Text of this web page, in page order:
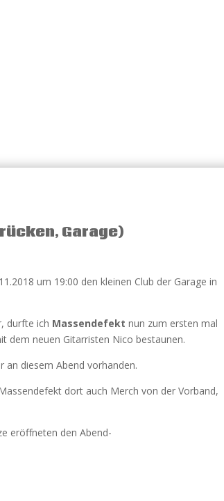
Garage)
um 19:00 den kleinen Club der Garage in
durfte ich Massendefekt nun zum ersten mal
dem neuen Gitarristen Nico bestaunen.
an diesem Abend vorhanden.
dort auch Merch von der Vorband,
eröffneten den Abend-